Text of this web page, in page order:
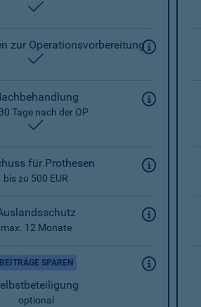
zur Operationsvorbereitung
Tage nach der OP
für Prothesen
bis zu 500 EUR
max. 12 Monate
BEITRÄGE SPAREN
optional